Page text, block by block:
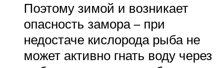
Поэтому зимой и возникает
опасность замора – при
недостаче кислорода рыба не
может активно гнать воду через